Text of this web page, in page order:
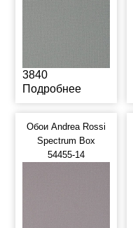
3840
Подробнее
Обои Andrea Rossi
Spectrum Box
54455-14